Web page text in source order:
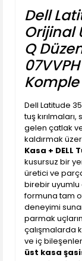
Dell
Orijinal
Q
Komple
Dell Latitude
tuş
gelen çatlak
kaldırmak
Kasa + DELL
kusursuz bir
üretici ve
birebir uyumlu
formuna tam
deneyimi
parmak
çalışmalarda
ve iç
üst kasa